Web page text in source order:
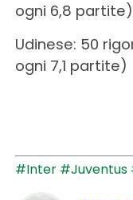
ogni 6,8 partite)
Udinese: 50
ogni 7,1 partite)
#Inter #Juventus